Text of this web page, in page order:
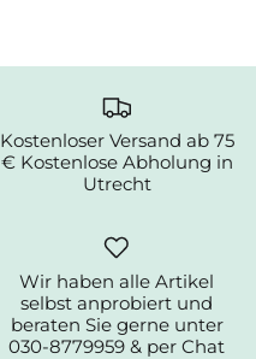
Kostenloser Versand ab 75
€ Kostenlose Abholung in
Utrecht
Wir haben alle Artikel
selbst anprobiert und
beraten Sie gerne unter
030-8779959 & per Chat